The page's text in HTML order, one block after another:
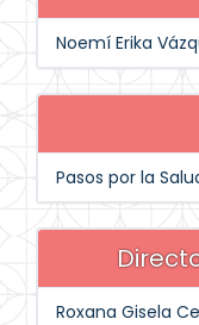
Noemí Erika
Pasos por la
Roxana Gisela